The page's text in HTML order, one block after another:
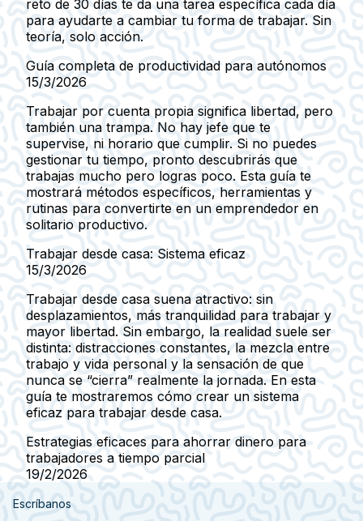
reto de 30 días te da una tarea específica cada día
para ayudarte a cambiar tu forma de trabajar. Sin
teoría, solo acción.
Guía completa de productividad para autónomos
15/3/2026
Trabajar por cuenta propia significa libertad, pero
también una trampa. No hay jefe que te
supervise, ni horario que cumplir. Si no puedes
gestionar tu tiempo, pronto descubrirás que
trabajas mucho pero logras poco. Esta guía te
mostrará métodos específicos, herramientas y
rutinas para convertirte en un emprendedor en
solitario productivo.
Trabajar desde casa: Sistema eficaz
15/3/2026
Trabajar desde casa suena atractivo: sin
desplazamientos, más tranquilidad para trabajar y
mayor libertad. Sin embargo, la realidad suele ser
distinta: distracciones constantes, la mezcla entre
trabajo y vida personal y la sensación de que
nunca se “cierra” realmente la jornada. En esta
guía te mostraremos cómo crear un sistema
eficaz para trabajar desde casa.
Estrategias eficaces para ahorrar dinero para
trabajadores a tiempo parcial
19/2/2026
Escríbanos